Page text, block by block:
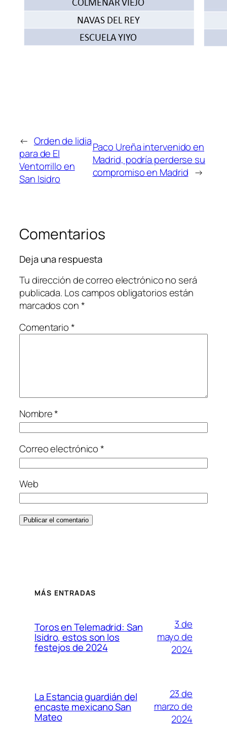
← Orden de lidia
para de El
Ventorrillo en
San Isidro
Paco Ureña intervenido en
Madrid, podría perderse su
compromiso en Madrid →
Comentarios
Deja una respuesta
Tu dirección de correo electrónico no será
publicada. Los campos obligatorios están
marcados con*
Comentario*
Nombre*
Correo electrónico*
Web
MÁS ENTRADAS
Toros en Telemadrid: San
Isidro, estos son los
festejos de 2024
3 de
mayo de
2024
La Estancia guardián del
encaste mexicano San
Mateo
23 de
marzo de
2024